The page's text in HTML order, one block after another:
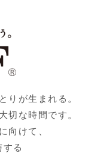
りが生まれる。
切な時間です。
向けて、
る